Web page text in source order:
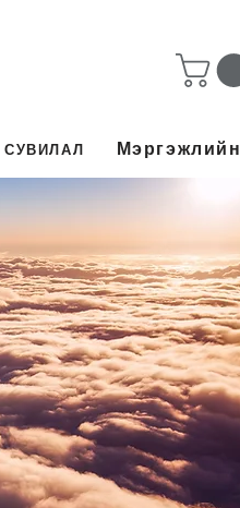
Мэргэжлийн